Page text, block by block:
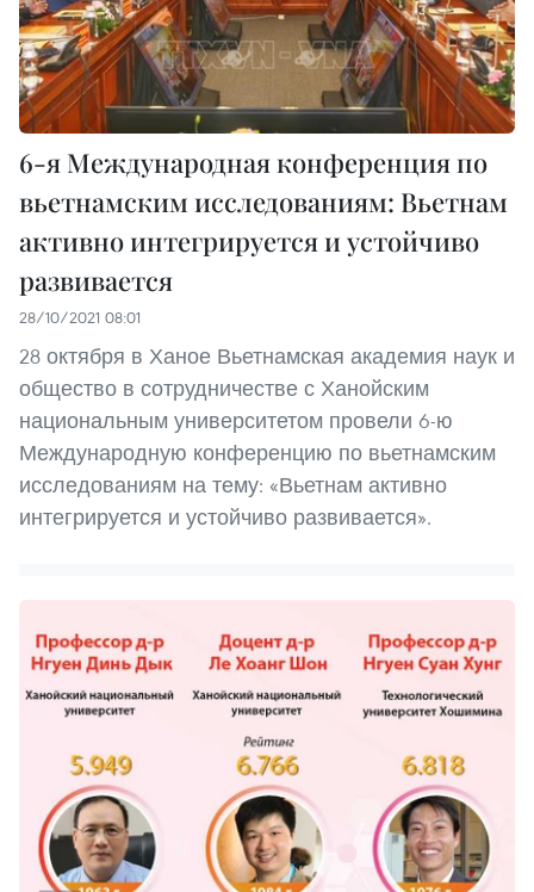
6-я Международная конференция по
вьетнамским исследованиям: Вьетнам
активно интегрируется и устойчиво
развивается
28/10/2021 08:01
28 октября в Ханое Вьетнамская академия наук и
общество в сотрудничестве с Ханойским
национальным университетом провели 6-ю
Международную конференцию по вьетнамским
исследованиям на тему: «Вьетнам активно
интегрируется и устойчиво развивается».